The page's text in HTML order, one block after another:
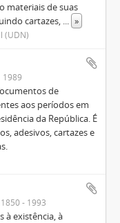
materiais de suas
cartazes, ... »
(UDN)
1989
de
aos períodos em
da República. É
adesivos, cartazes e
1850 - 1993
à existência, à